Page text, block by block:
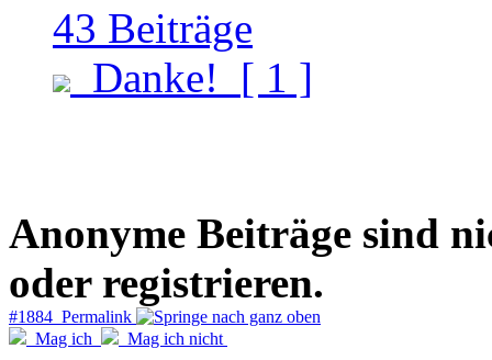
43 Beiträge
Danke! [ 1 ]
Anonyme Beiträge sind
oder registrieren.
#1884 Permalink
Mag ich
Mag ich nicht